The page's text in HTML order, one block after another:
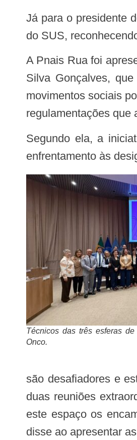
Já para o presidente do Conselho Nacional de Secretarias Municipais de Saúde, Hisham Hamida, a política atinge os objetivos
do SUS,
A Pnais Rua foi apresentada pela coordenadora-geral de Acesso e Equidade na Atenção Primária do Ministério da Saúde, Lilian
Silva Gonçalves,
movimentos sociais
regulamentações que
Segundo ela, a iniciativa demarca o compromisso do sistema de saúde brasileiro para o cuidado da população de rua e o
enfrentamento às
Técnicos das três esferas
Onco.
são desafiadores e
duas reuniões
este espaço os
disse ao apresentar